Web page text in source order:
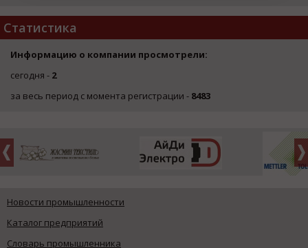
Статистика
Информацию о компании просмотрели:
сегодня - 2
за весь период с момента регистрации - 8483
Новости промышленности
Каталог предприятий
Словарь промышленника